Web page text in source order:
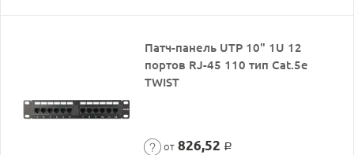
Патч-панель UTP 10" 1U 12
портов RJ-45 110 тип Cat.5e
TWIST
от 826,52 Р